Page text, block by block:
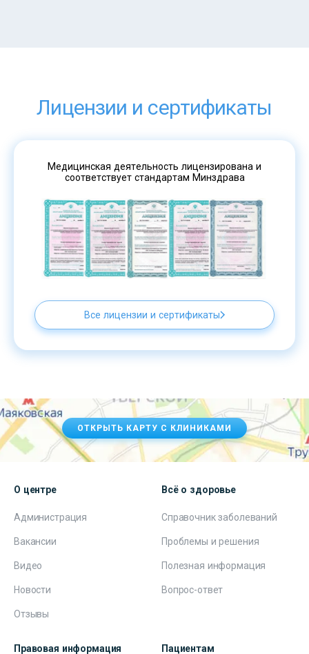
Лицензии и сертификаты
Медицинская деятельность лицензирована и
соответствует стандартам Минздрава
Все лицензии и сертификаты
ОТКРЫТЬ КАРТУ С КЛИНИКАМИ
О центре
Администрация
Вакансии
Видео
Новости
Отзывы
Всё о здоровье
Справочник заболеваний
Проблемы и решения
Полезная информация
Вопрос-ответ
Правовая информация Пациентам